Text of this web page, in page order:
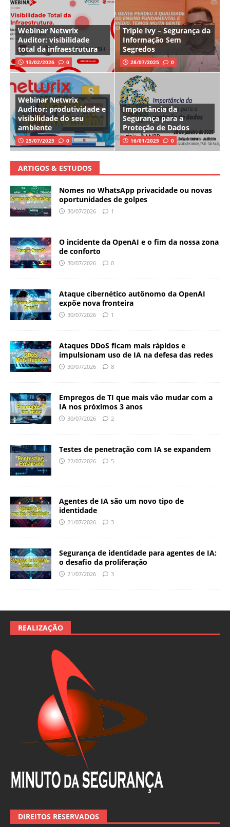
Webinar Netwrix
Auditor: visibilidade
total da infraestrutura
13/02/2026 0
Triple Ivy – Segurança da
Informação Sem
Segredos
28/07/2025 0
Webinar Netwrix
Auditor: produtividade e
visibilidade do seu
ambiente
25/07/2025 0
Importância da
Segurança para a
Proteção de Dados
16/01/2025 0
ARTIGOS & ESTUDOS
Nomes no WhatsApp privacidade ou novas
oportunidades de golpes
30/07/2026 1
O incidente da OpenAI e o fim da nossa zona
de conforto
30/07/2026 0
Ataque cibernético autônomo da OpenAI
expõe nova fronteira
30/07/2026 1
Ataques DDoS ficam mais rápidos e
impulsionam uso de IA na defesa das redes
30/07/2026 8
Empregos de TI que mais vão mudar com a
IA nos próximos 3 anos
30/07/2026 2
Testes de penetração com IA se expandem
22/07/2026 5
Agentes de IA são um novo tipo de
identidade
21/07/2026 3
Segurança de identidade para agentes de IA:
o desafio da proliferação
21/07/2026 3
REALIZAÇÃO
DIREITOS RESERVADOS